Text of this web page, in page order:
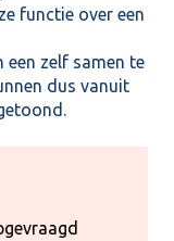
functie over een
zelf samen te
dus vanuit